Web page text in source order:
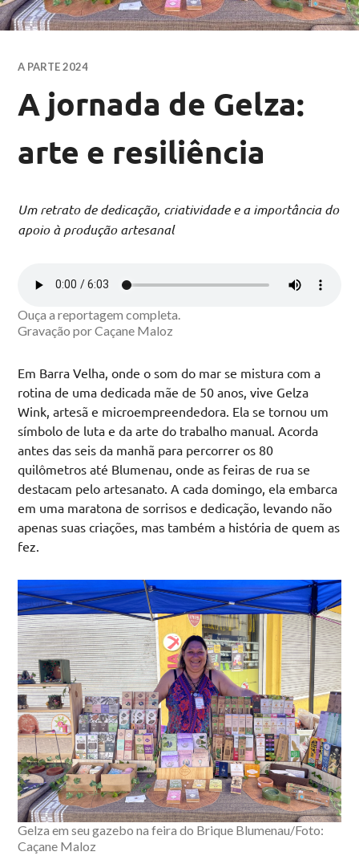
A PARTE 2024
A jornada de Gelza:
arte e resiliência
Um retrato de dedicação, criatividade e a importância do
apoio à produção artesanal
Ouça a reportagem completa.
Gravação por Caçane Maloz
Em Barra Velha, onde o som do mar se mistura com a
rotina de uma dedicada mãe de 50 anos, vive Gelza
Wink, artesã e microempreendedora. Ela se tornou um
símbolo de luta e da arte do trabalho manual. Acorda
antes das seis da manhã para percorrer os 80
quilômetros até Blumenau, onde as feiras de rua se
destacam pelo artesanato. A cada domingo, ela embarca
em uma maratona de sorrisos e dedicação, levando não
apenas suas criações, mas também a história de quem as
fez.
Gelza em seu gazebo na feira do Brique Blumenau/Foto:
Caçane Maloz